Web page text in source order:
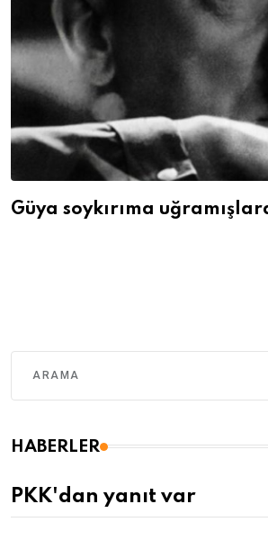
Güya soykırıma
HABERLER
PKK'dan yanıt var